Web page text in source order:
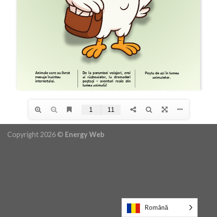
Copyright 2026 © Energy Web
Română